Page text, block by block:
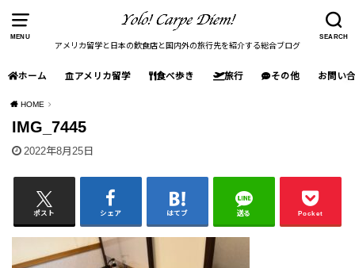
MENU SEARCH
アメリカ留学と日本の飲食店と国内外の旅行先を紹介する総合ブログ
ホーム アメリカ留学 食べ歩き 旅行 その他 お問い
HOME
IMG_7445
2022年8月25日
ポスト シェア はてブ 送る Pocket